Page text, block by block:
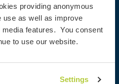
providing anonymous
use as well as improve
features. You consent
to use our website.
Settings